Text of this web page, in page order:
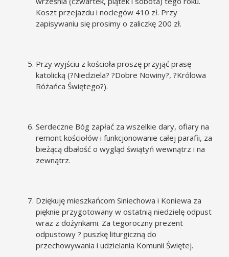
Koszt przejazdu i noclegów 410 zł. Przy
zapisywaniu się prosimy o zaliczkę 200 zł.
Przy wyjściu z kościoła proszę przyjąć prasę
katolicką (?Niedziela? ?Dobre Nowiny?, ?Królowa
Różańca Świętego?).
Serdeczne Bóg zapłać za wszelkie dary, ofiary na
remont kościołów i funkcjonowanie całej parafii, za
bieżącą dbałość o wygląd świątyń wewnątrz i na
zewnątrz.
Dziękuję mieszkańcom Siniechowa i Koniewa za
pięknie przygotowany w ostatnią niedzielę odpust
wraz z dożynkami. Za tegoroczny prezent
odpustowy ? puszkę liturgiczną do
przechowywania i udzielania Komunii Świętej.